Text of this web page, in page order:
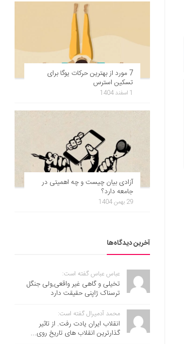
7 مورد از بهترین حرکات یوگا برای
تسکین استرس
1 اسفند 1404
آزادی بیان چیست و چه اهمیتی در
جامعه دارد؟
29 بهمن 1404
آخرین دیدگاه‌ها
عباس عباس گفته است:
تخیلی و گاهی غیر واقعی,ولی جنگل
ترسناک ژاپنی حقیقت دارد
محمد آدمیرال گفته است:
انقلاب ایران یادت رفت. از تاثیر
گذارترین انقلاب های تاریخ روی...